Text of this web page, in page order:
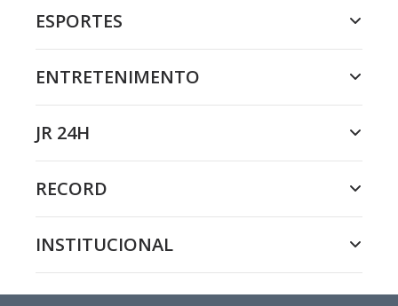
ESPORTES
ENTRETENIMENTO
JR 24H
RECORD
INSTITUCIONAL